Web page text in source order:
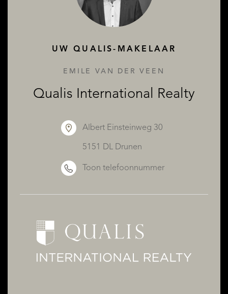
UW QUALIS-MAKELAAR
EMILE VAN DER VEEN
Qualis International Realty
Albert Einsteinweg 30
5151 DL Drunen
Toon telefoonnummer